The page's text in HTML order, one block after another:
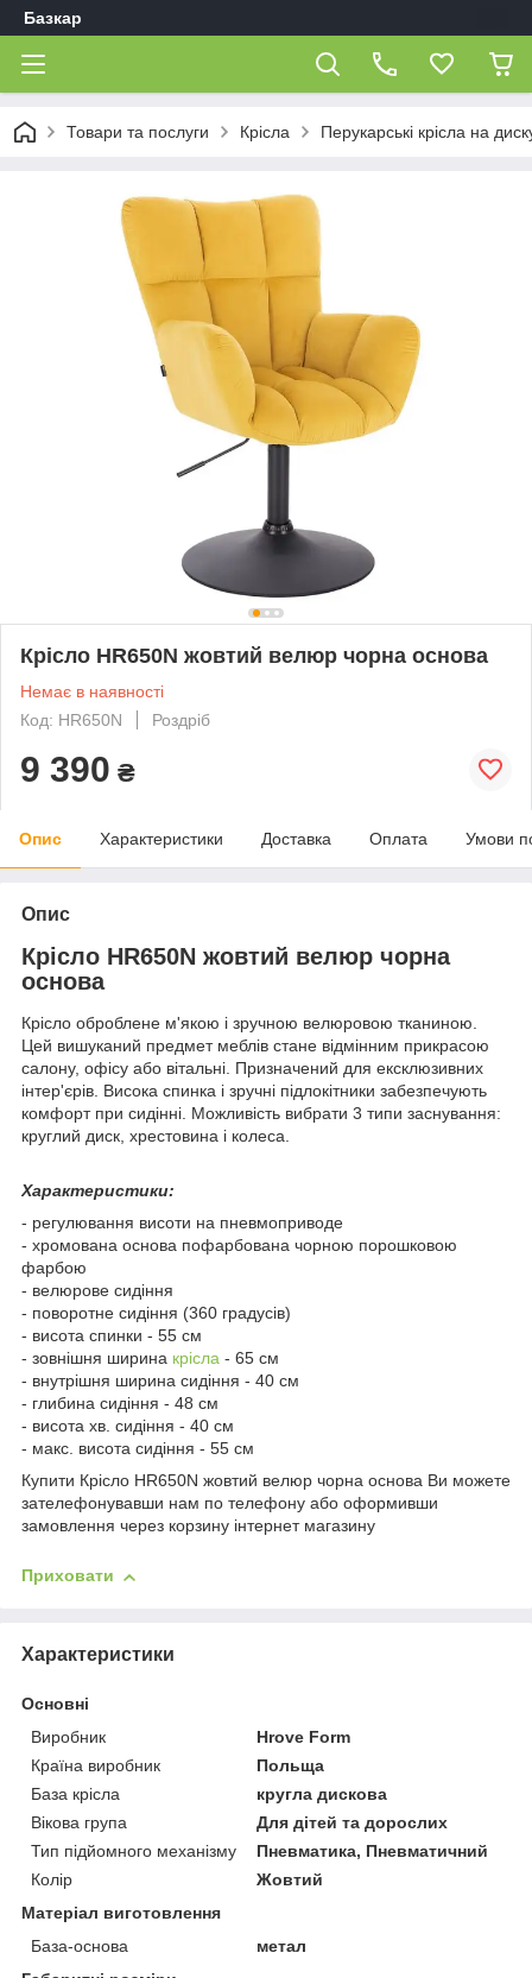
Базкар
Товари та послуги Крісла Перукарські крісла на
Крісло HR650N жовтий велюр чорна основа
Немає в наявності
Код: HR650N
Роздріб
9 390 ₴
Опис Характеристики Доставка Оплата Умови
Опис
Крісло HR650N жовтий велюр чорна
основа
Крісло оброблене м'якою і зручною велюровою тканиною.
Цей вишуканий предмет меблів стане відмінним прикрасою
салону, офісу або вітальні. Призначений для ексклюзивних
інтер'єрів. Висока спинка і зручні підлокітники забезпечують
комфорт при сидінні. Можливість вибрати 3 типи заснування:
круглий диск, хрестовина і колеса.
Характеристики:
- регулювання висоти на пневмоприводе
- хромована основа пофарбована чорною порошковою
фарбою
- велюрове сидіння
- поворотне сидіння (360 градусів)
- висота спинки - 55 см
- зовнішня ширина крісла - 65 см
- внутрішня ширина сидіння - 40 см
- глибина сидіння - 48 см
- висота хв. сидіння - 40 см
- макс. висота сидіння - 55 см
Купити Крісло HR650N жовтий велюр чорна основа Ви можете
зателефонувавши нам по телефону або оформивши
замовлення через корзину інтернет магазину
Приховати
Характеристики
Основні
Виробник
Hrove Form
Країна виробник
Польща
База крісла
кругла дискова
Вікова група
Для дітей та дорослих
Тип підйомного механізму
Пневматика, Пневматичний
Колір
Жовтий
Матеріал виготовлення
База-основа
метал